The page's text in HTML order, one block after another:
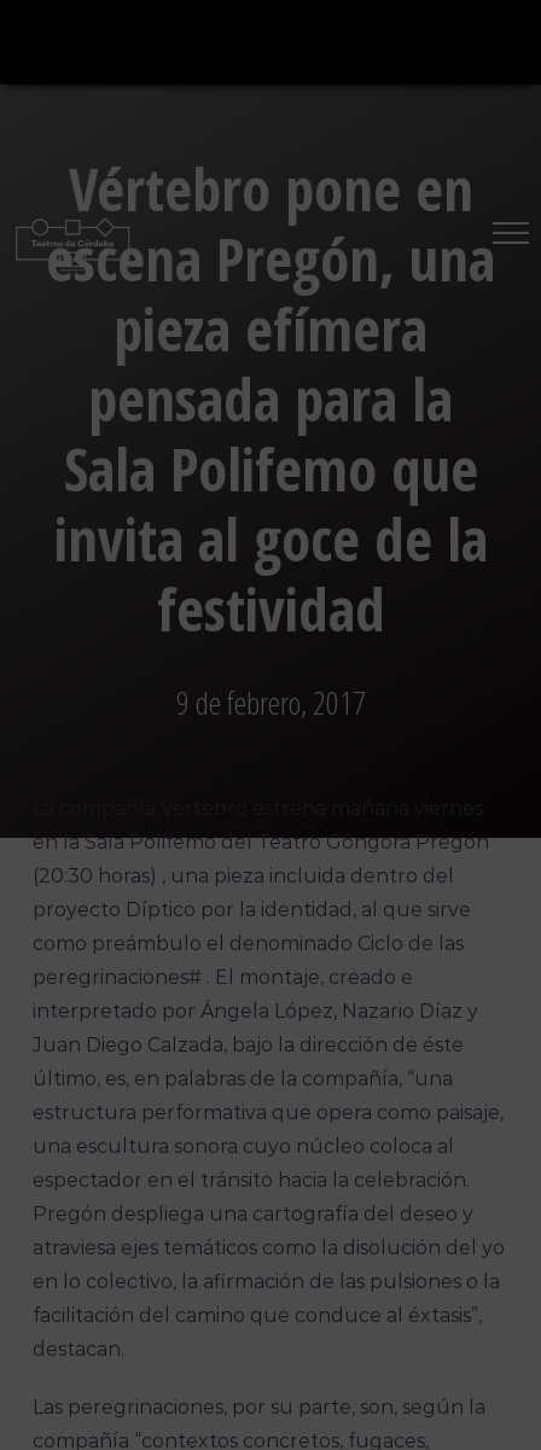
contenido
Vértebro pone en
escena Pregón, una
pieza efímera
pensada para la
Sala Polifemo que
invita al goce de la
festividad
9 de febrero, 2017
en la Sala Polifemo del Teatro Góngora Pregón
(20:30 horas) , una pieza incluida dentro del
proyecto Díptico por la identidad, al que sirve
como preámbulo el denominado Ciclo de las
peregrinaciones# . El montaje, creado e
interpretado por Ángela López, Nazario Díaz y
Juan Diego Calzada, bajo la dirección de éste
último, es, en palabras de la compañía, “una
estructura performativa que opera como paisaje,
una escultura sonora cuyo núcleo coloca al
espectador en el tránsito hacia la celebración.
Pregón despliega una cartografía del deseo y
atraviesa ejes temáticos como la disolución del yo
en lo colectivo, la afirmación de las pulsiones o la
facilitación del camino que conduce al éxtasis”,
destacan.
Las peregrinaciones, por su parte, son, según la
compañía “contextos concretos, fugaces,